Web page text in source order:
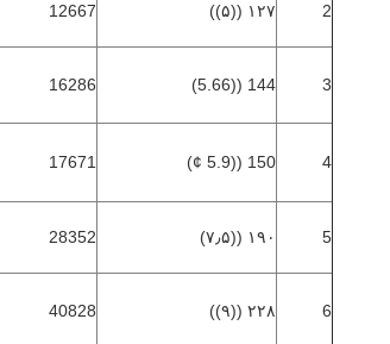
2 ۱۲۷ ((۵)) 12667
3
144 ((5.66)
16286
4
150 ((5.9 ¢)
17671
5 ۱۹۰ ((۷٫۵) 28352
6 ۲۲۸ ((۹)) 40828